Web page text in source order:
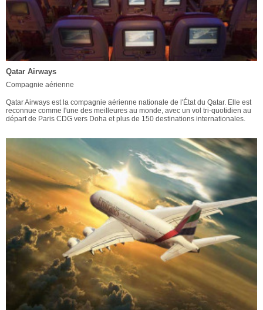
Qatar Airways
Compagnie aérienne
Qatar Airways est la compagnie aérienne nationale de l'État du Qatar. Elle est
reconnue comme l'une des meilleures au monde, avec un vol tri-quotidien au
départ de Paris CDG vers Doha et plus de 150 destinations internationales.